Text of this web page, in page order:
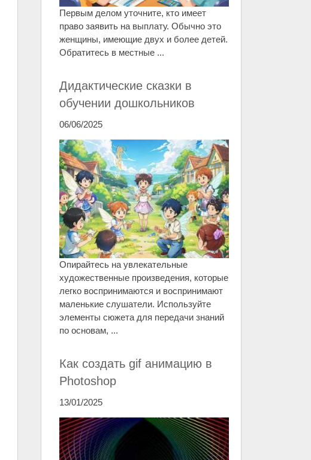
Первым делом уточните, кто имеет
право заявить на выплату. Обычно это
женщины, имеющие двух и более детей.
Обратитесь в местные ...
Дидактические сказки в
обучении дошкольников
06/06/2025
Опирайтесь на увлекательные
художественные произведения, которые
легко воспринимаются и воспринимают
маленькие слушатели. Используйте
элементы сюжета для передачи знаний
по основам, ...
Как создать gif анимацию в
Photoshop
13/01/2025